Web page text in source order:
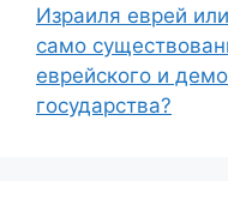
Израиля еврей
само
еврейского и
государства?